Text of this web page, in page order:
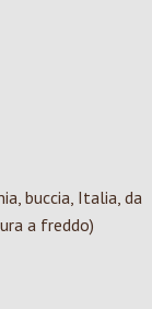
buccia, Italia, da
a freddo)